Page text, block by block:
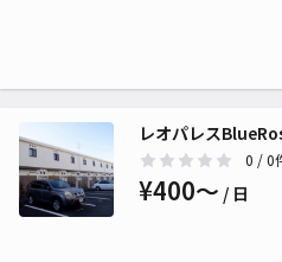
レオパレス
0 / 0
¥400〜 / 日